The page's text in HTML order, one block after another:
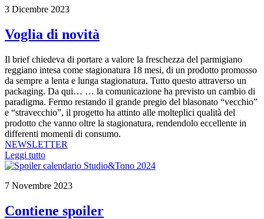
3 Dicembre 2023
Voglia di novità
Il brief chiedeva di portare a valore la freschezza del parmigiano
reggiano intesa come stagionatura 18 mesi, di un prodotto promosso
da sempre a lenta e lunga stagionatura. Tutto questo attraverso un
packaging. Da qui… … la comunicazione ha previsto un cambio di
paradigma. Fermo restando il grande pregio del blasonato “vecchio”
e “stravecchio”, il progetto ha attinto alle molteplici qualità del
prodotto che vanno oltre la stagionatura, rendendolo eccellente in
differenti momenti di consumo.
NEWSLETTER
Leggi tutto
7 Novembre 2023
Contiene spoiler